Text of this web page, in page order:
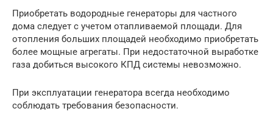
Приобретать водородные генераторы для частного
дома следует с учетом отапливаемой площади. Для
отопления больших площадей необходимо приобретать
более мощные агрегаты. При недостаточной выработке
газа добиться высокого КПД системы невозможно.
При эксплуатации генератора всегда необходимо
соблюдать требования безопасности.